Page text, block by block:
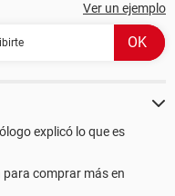
Ver un ejemplo
explicó lo que es
para comprar más en